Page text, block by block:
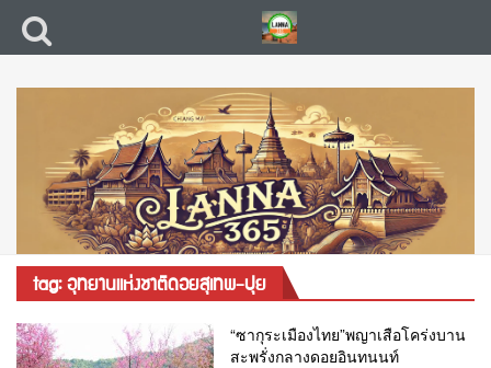
tag: อุทยานแห่งชาติดอยสุเทพ-ปุย
“ซากุระเมืองไทย”พญาเสือโคร่งบาน
สะพรั่งกลางดอยอินทนนท์